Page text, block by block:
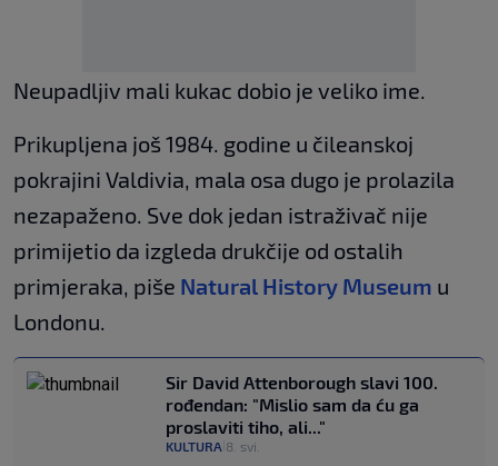
Neupadljiv mali kukac dobio je veliko ime.
Prikupljena još 1984. godine u čileanskoj
pokrajini Valdivia, mala osa dugo je prolazila
nezapaženo. Sve dok jedan istraživač nije
primijetio da izgleda drukčije od ostalih
primjeraka, piše Natural History Museum u
Londonu.
Sir David Attenborough slavi 100.
rođendan: "Mislio sam da ću ga
proslaviti tiho, ali..."
KULTURA 8. svi.